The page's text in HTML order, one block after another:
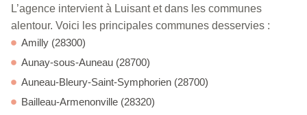
L’agence intervient à Luisant et dans les communes
alentour. Voici les principales communes desservies :
Amilly (28300)
Aunay-sous-Auneau (28700)
Auneau-Bleury-Saint-Symphorien (28700)
Bailleau-Armenonville (28320)